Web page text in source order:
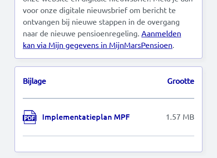
voor onze digitale nieuwsbrief om bericht te
ontvangen bij nieuwe stappen in de overgang
naar de nieuwe pensioenregeling. Aanmelden
kan via Mijn gegevens in MijnMarsPensioen.
Bijlage Grootte
Implementatieplan MPF 1.57 MB